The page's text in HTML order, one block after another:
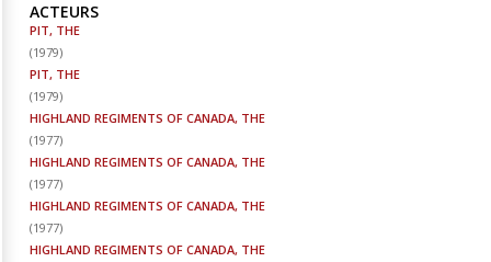
ACTEURS
PIT, THE
(1979)
PIT, THE
(1979)
HIGHLAND REGIMENTS OF CANADA, THE
(1977)
HIGHLAND REGIMENTS OF CANADA, THE
(1977)
HIGHLAND REGIMENTS OF CANADA, THE
(1977)
HIGHLAND REGIMENTS OF CANADA, THE